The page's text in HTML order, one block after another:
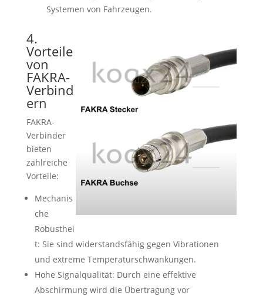
Systemen von Fahrzeugen.
4.
Vorteile
von
FAKRA-
Verbind
ern
FAKRA-
Verbinder
bieten
zahlreiche
Vorteile:
Mechanis
che
Robusthei
t: Sie sind widerstandsfähig gegen Vibrationen
und extreme Temperaturschwankungen.
Hohe Signalqualität: Durch eine effektive
Abschirmung wird die Übertragung vor